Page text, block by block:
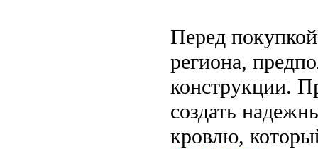
Перед
региона,
конструкции.
создать
кровлю,